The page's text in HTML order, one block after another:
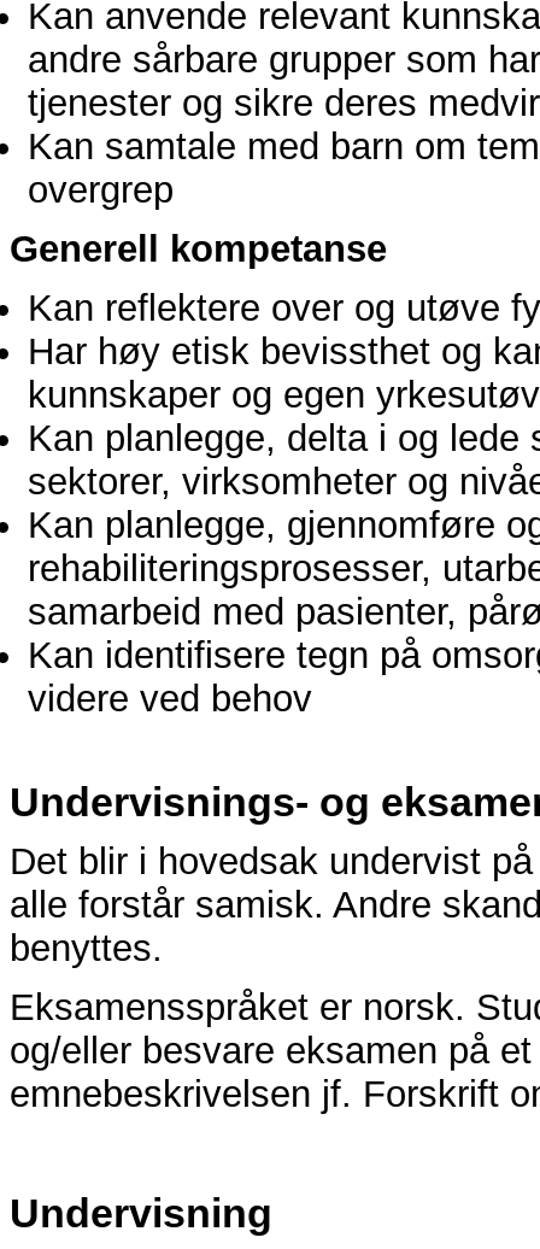
Kan anvende relevant
andre sårbare grupper som
tjenester og sikre deres
Kan samtale med barn om
overgrep
Generell kompetanse
Kan reflektere over og utøve
Har høy etisk bevissthet og
kunnskaper og egen
Kan planlegge, delta i og
sektorer, virksomheter og
Kan planlegge, gjennomføre
rehabiliteringsprosesser,
samarbeid med pasienter,
Kan identifisere tegn på
videre ved behov
Undervisnings- og
Det blir i hovedsak undervist
alle forstår samisk. Andre
benyttes.
Eksamensspråket er norsk.
og/eller besvare eksamen på
emnebeskrivelsen jf. Forskrift
Undervisning